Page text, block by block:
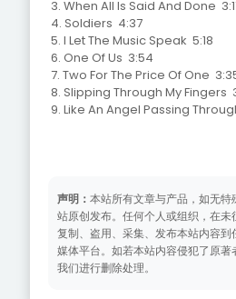
3. When All Is Said And Done
4. Soldiers 4:37
5. I Let The Music Speak 5:18
6. One Of Us 3:54
7. Two For The Price Of One
8. Slipping Through My Fingers
9. Like An Angel Passing
声明： 本站所有文章与产品，如无
站原创发布。任何个人或组织，在未
复制、盗用、采集、发布本站内容
媒体平台。如若本站内容侵犯了原
我们进行删除处理。